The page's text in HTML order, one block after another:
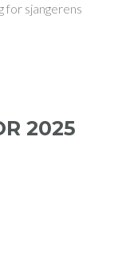
for sjangerens
2025